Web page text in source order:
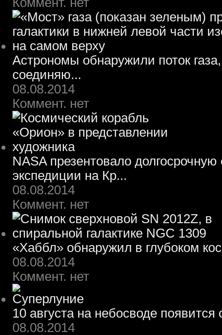
Астрономы обнаружили поток
соединяю...
08.08.2014
Коммент. нет
NASA презентовало
экспедиции на Кр...
08.08.2014
Коммент. нет
«Хаббл» обнаружил в глубоком
08.08.2014
Коммент. нет
10 августа на небосводе
08.08.2014